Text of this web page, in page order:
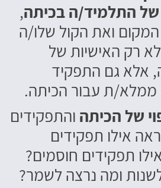
התלמיד/ה בכיתה,
המקום ואת הקול שלו/ה
רק האישיות של
אלא גם התפקיד
ממלא/ת עבור הכיתה.
של הכיתה והתפקידים
אילו תפקידים
תפקידים חוסמים?
ומה נרצה לשמר?